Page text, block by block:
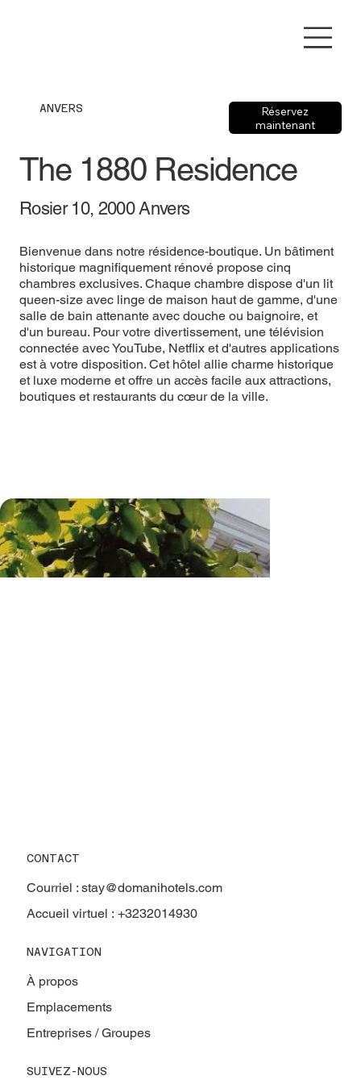
ANVERS
The 1880 Residence
Rosier 10, 2000 Anvers
Bienvenue dans notre résidence-boutique. Un bâtiment
historique magnifiquement rénové propose cinq
chambres exclusives. Chaque chambre dispose d'un lit
queen-size avec linge de maison haut de gamme, d'une
salle de bain attenante avec douche ou baignoire, et
d'un bureau. Pour votre divertissement, une télévision
connectée avec YouTube, Netflix et d'autres applications
est à votre disposition. Cet hôtel allie charme historique
et luxe moderne et offre un accès facile aux attractions,
boutiques et restaurants du cœur de la ville.
Réservez
maintenant
CONTACT
Courriel : stay@domanihotels.com
Accueil virtuel : +3232014930
NAVIGATION
À propos
Emplacements
Entreprises / Groupes
SUIVEZ-NOUS